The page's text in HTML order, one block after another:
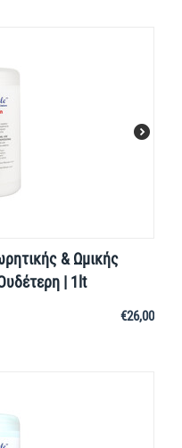
& Ωμικής
| 1lt
€26,00